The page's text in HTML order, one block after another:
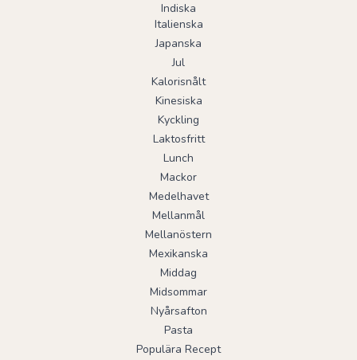
Indiska
Italienska
Japanska
Jul
Kalorisnålt
Kinesiska
Kyckling
Laktosfritt
Lunch
Mackor
Medelhavet
Mellanmål
Mellanöstern
Mexikanska
Middag
Midsommar
Nyårsafton
Pasta
Populära Recept